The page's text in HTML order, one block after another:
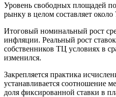
Уровень свободных площадей
рынку в целом составляет около
Итоговый номинальный рост
инфляции. Реальный рост
собственников ТЦ условиях в
изменился.
Закрепляется практика
устанавливается соотношение
доля фиксированной ставки в